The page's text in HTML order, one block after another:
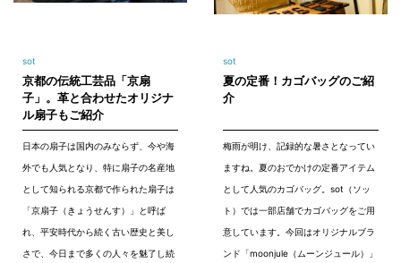
sot
京都の伝統工芸品「京扇
子」。革と合わせたオリジナ
ル扇子もご紹介
日本の扇子は国内のみならず、今や海
外でも人気となり、特に扇子の名産地
として知られる京都で作られた扇子は
「京扇子（きょうせんす）」と呼ば
れ、平安時代から続く古い歴史と美し
さで、今日まで多くの人々を魅了し続
sot
夏の定番！カゴバッグのご紹
介
梅雨が明け、記録的な暑さとなってい
ますね。夏のおでかけの定番アイテム
として人気のカゴバッグ。sot（ソッ
ト）では一部店舗でカゴバッグをご用
意しています。今回はオリジナルブラ
ンド「moonjule（ムーンジュール）」